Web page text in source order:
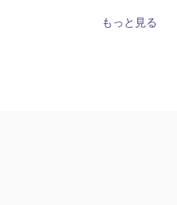
もっと見る